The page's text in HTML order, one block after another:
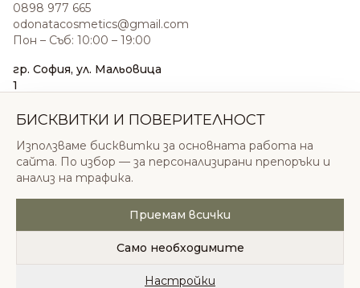
0898 977 665
odonatacosmetics@gmail.com
Пон – Съб: 10:00 – 19:00
гр. София, ул. Мальовица
1
sales@odonatacosmetics.com
Нед: 11:00 – 18:00
© 2026 Одоната Козметикс ООД. Всички права
запазени.
Политика за поверителностОбщи условия
БИСКВИТКИ И ПОВЕРИТЕЛНОСТ
Използваме бисквитки за основната работа на
сайта. По избор — за персонализирани препоръки и
анализ на трафика.
Приемам всички
Само необходимите
Настройки